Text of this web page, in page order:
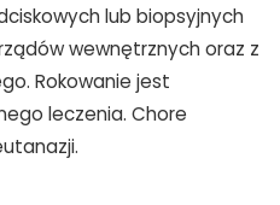
lub biopsyjnych
wewnętrznych oraz z
Rokowanie jest
leczenia. Chore